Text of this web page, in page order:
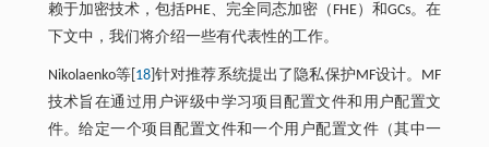
赖于加密技术，包括PHE、完全同态加密（FHE）和GCs。在
下文中，我们将介绍一些有代表性的工作。
Nikolaenko等[ 18]针对推荐系统提出了隐私保护MF设计。MF
技术旨在通过用户评级中学习项目配置文件和用户配置文
件。给定一个项目配置文件和一个用户配置文件（其中一